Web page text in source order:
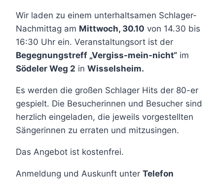
Wir laden zu einem unterhaltsamen Schlager-
Nachmittag am Mittwoch, 30.10 von 14.30 bis
16:30 Uhr ein. Veranstaltungsort ist der
Begegnungstreff „Vergiss-mein-nicht“ im
Södeler Weg 2 in Wisselsheim.
Es werden die großen Schlager Hits der 80-er
gespielt. Die Besucherinnen und Besucher sind
herzlich eingeladen, die jeweils vorgestellten
Sängerinnen zu erraten und mitzusingen.
Das Angebot ist kostenfrei.
Anmeldung und Auskunft unter Telefon